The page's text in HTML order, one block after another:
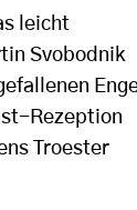
leicht
Svobodnik
Rezeption
Troester